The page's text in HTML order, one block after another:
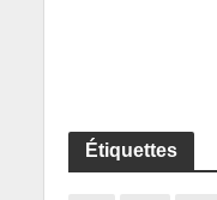
Étiquettes